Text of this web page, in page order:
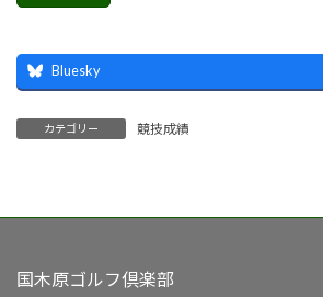
Bluesky
カテゴリー 競技成績
国木原ゴルフ倶楽部